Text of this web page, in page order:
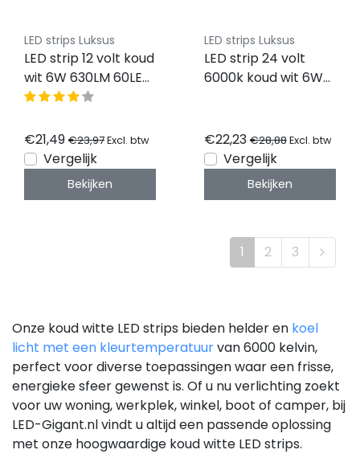
LED strips Luksus
LED strip 12 volt koud
wit 6W 630LM 60LED
p/m 6000k IP20 - 5
€21,49 €23,97Excl. btw
Vergelijk
Bekijken
LED strips Luksus
LED strip 24 volt
6000k koud wit 6W
€22,23 €28,88Excl. btw
Vergelijk
Bekijken
1 2 3
Onze koud witte LED strips bieden helder en koel
licht met een kleurtemperatuurvan 6000 kelvin,
perfect voor diverse toepassingen waar een frisse,
energieke sfeer gewenst is. Of u nu verlichting zoekt
voor uw woning, werkplek, winkel, boot of camper, bij
LED-Gigant.nl vindt u altijd een passende oplossing
met onze hoogwaardige koud witte LED strips.